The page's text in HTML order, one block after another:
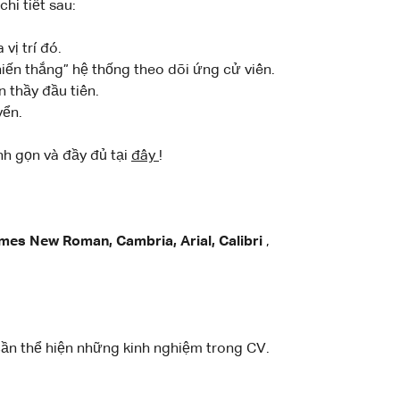
tiết sau:
vị trí đó.
thắng” hệ thống theo dõi ứng cử viên.
thầy đầu tiên.
gọn và đầy đủ tại đây !
New Roman, Cambria, Arial, Calibri ,
thể hiện những kinh nghiệm trong CV.